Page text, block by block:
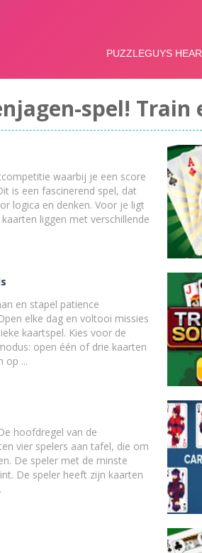
spel! Train
waarbij je een score
is een fascinerend spel, dat
logica en denken. Voor je ligt
liggen met verschillende
en stapel patience
elke dag en voltooi missies
kaartspel. Kies voor de
open één of drie kaarten
op ...
hoofdregel van de
vier spelers aan tafel, die om
De speler met de minste
De speler heeft zijn kaarten